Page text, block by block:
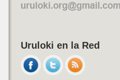
Uruloki en la Red